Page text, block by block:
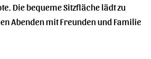
Die bequeme Sitzfläche lädt zu
Abenden mit Freunden und Familie